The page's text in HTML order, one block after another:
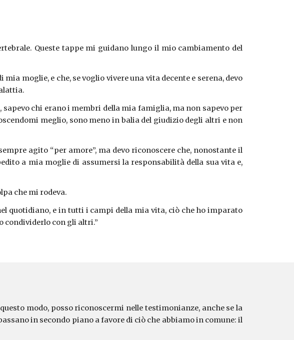
Queste tappe mi guidano lungo il mio cambiamento del
moglie, e che, se voglio vivere una vita decente e serena, devo
chi erano i membri della mia famiglia, ma non sapevo per
meglio, sono meno in balia del giudizio degli altri e non
agito “per amore”, ma devo riconoscere che, nonostante il
a mia moglie di assumersi la responsabilità della sua vita e,
che mi rodeva.
quotidiano, e in tutti i campi della mia vita, ciò che ho imparato
condividerlo con gli altri.”
modo, posso riconoscermi nelle testimonianze, anche se la
in secondo piano a favore di ciò che abbiamo in comune: il